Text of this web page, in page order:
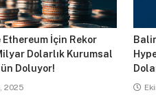
Ethereum İçin Rekor
Dolarlık Kurumsal
Doluyor!
2025